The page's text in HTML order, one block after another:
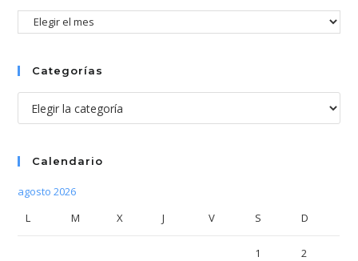
el
Archivos
Categorías
Categorías
Calendario
agosto 2026
L
M X J V S D
1 2